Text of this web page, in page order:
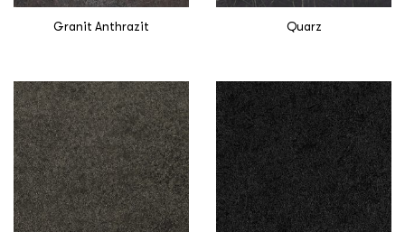
Granit Anthrazit Quarz